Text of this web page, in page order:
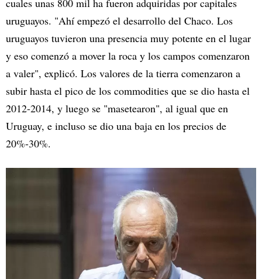
uruguayos. "Ahí empezó el desarrollo del Chaco. Los
uruguayos tuvieron una presencia muy potente en el lugar
y eso comenzó a mover la roca y los campos comenzaron
a valer", explicó. Los valores de la tierra comenzaron a
subir hasta el pico de los commodities que se dio hasta el
2012-2014, y luego se "masetearon", al igual que en
Uruguay, e incluso se dio una baja en los precios de
20%-30%.